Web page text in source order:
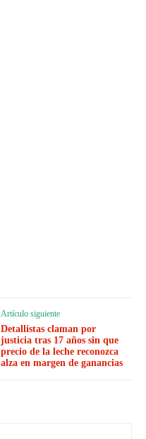
Artículo siguiente
Detallistas claman por
justicia tras 17 años sin que
precio de la leche reconozca
alza en margen de ganancias